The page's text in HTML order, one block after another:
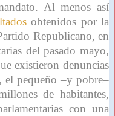
Al menos así
obtenidos por la
Republicano, en
del pasado mayo,
existieron denuncias
el pequeño –y pobre–
de habitantes,
con una